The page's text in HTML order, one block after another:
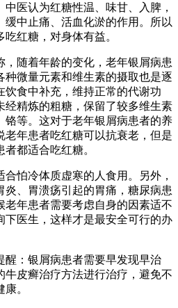
医认为红糖性温、味甘、入脾，
中止痛、活血化淤的作用。所以
红糖，对身体有益。
随着年龄的变化，老年银屑病患
种微量元素和维生素的摄取也是逐
饮食中补充，维持正常的代谢功
经精炼的粗糖，保留了较多维生素
铬等。这对于老年银屑病患者的养
老年患者吃红糖可以抗衰老，但是
都适合吃红糖。
怕冷体质虚寒的人食用。另外，
炎、胃溃疡引起的胃痛，糖尿病患
老年患者需要考虑自身的因素适不
下医生，这样才是最安全可行的办
：银屑病患者需要早发现早治
牛皮癣治疗方法进行治疗，避免不
。